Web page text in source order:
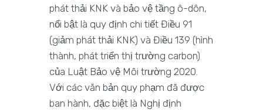
phát thải KNK và bảo vệ tầng ô-dôn,
nổi bật là quy định chi tiết Điều 91
(giảm phát thải KNK) và Điều 139 (hình
thành, phát triển thị trường carbon)
của Luật Bảo vệ Môi trường 2020.
Với các văn bản quy phạm đã được
ban hành, đặc biệt là Nghị định